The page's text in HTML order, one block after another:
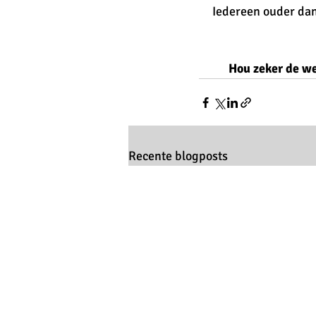
Iedereen ouder
Hou zeker de
Recente blogposts